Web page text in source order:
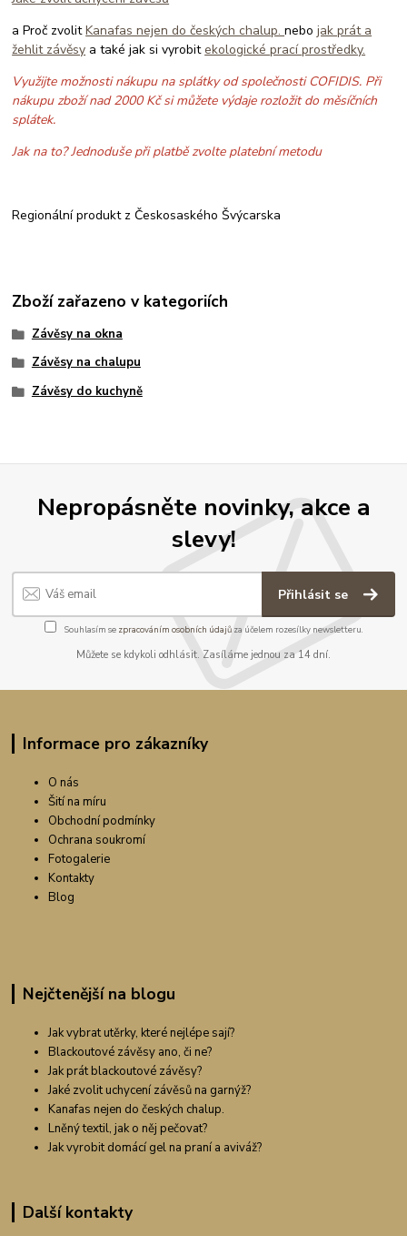
a Proč zvolitKanafas nejen do českých chalup.nebojak prát a
žehlit závěsy a také jak si vyrobitekologické prací prostředky.
Využijte možnosti nákupu na splátky od společnosti COFIDIS. Při
nákupu zboží nad 2000 Kč si můžete výdaje rozložit do měsíčních
splátek.
Jak na to? Jednoduše při platbě zvolte platební metodu
Regionální produkt z Českosaského Švýcarska
Zboží zařazeno v kategoriích
Závěsy na okna
Závěsy na chalupu
Závěsy do kuchyně
Nepropásněte novinky, akce a
slevy!
Přihlásit se
Souhlasím se zpracováním osobních údajůza účelem rozesílky newsletteru.
Můžete se kdykoli odhlásit. Zasíláme jednou za 14 dní.
Informace pro zákazníky
O nás
Šití na míru
Obchodní podmínky
Ochrana soukromí
Fotogalerie
Kontakty
Blog
Nejčtenější na blogu
Jak vybrat utěrky, které nejlépe sají?
Blackoutové závěsy ano, či ne?
Jak prát blackoutové závěsy?
Jaké zvolit uchycení závěsů na garnýž?
Kanafas nejen do českých chalup.
Lněný textil, jak o něj pečovat?
Jak vyrobit domácí gel na praní a aviváž?
Další kontakty